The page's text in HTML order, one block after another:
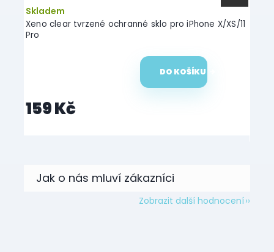
Xeno clear tvrzené ochranné sklo pro iPhone X/XS/11
Pro
Skladem
159 Kč
DO KOŠÍKU
Zobrazit další hodnocení